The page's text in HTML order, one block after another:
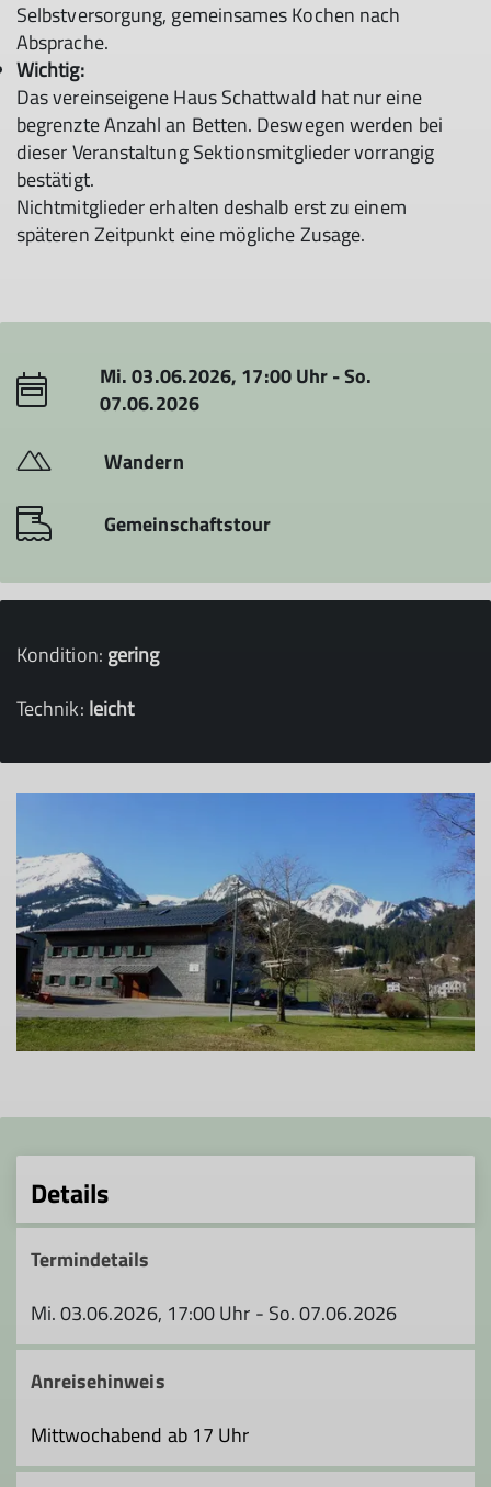
Selbstversorgung, gemeinsames Kochen nach
Absprache.
Wichtig:
Das vereinseigene Haus Schattwald hat nur eine
begrenzte Anzahl an Betten. Deswegen werden bei
dieser Veranstaltung Sektionsmitglieder vorrangig
bestätigt.
Nichtmitglieder erhalten deshalb erst zu einem
späteren Zeitpunkt eine mögliche Zusage.
Mi. 03.06.2026, 17:00 Uhr - So.
07.06.2026
Wandern
Gemeinschaftstour
Kondition: gering
Technik: leicht
Details
Termindetails
Mi. 03.06.2026, 17:00 Uhr - So. 07.06.2026
Anreisehinweis
Mittwochabend ab 17 Uhr